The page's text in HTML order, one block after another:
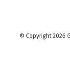
© Copyright 2026